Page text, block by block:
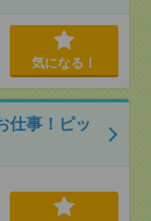
気になる！
仕事！ピッ